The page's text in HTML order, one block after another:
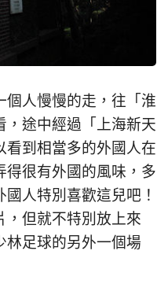
個人慢慢的走，往「淮
，途中經過「上海新天
看到相當多的外國人在
得很有外國的風味，多
人特別喜歡這兒吧！
，但就不特別放上來
林足球的另外一個場